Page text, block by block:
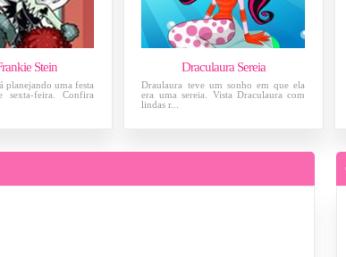
Stein
planejando uma festa
sexta-feira. Confira
Draculaura Sereia
Draulaura teve um sonho em que ela
era uma sereia. Vista Draculaura com
lindas r...